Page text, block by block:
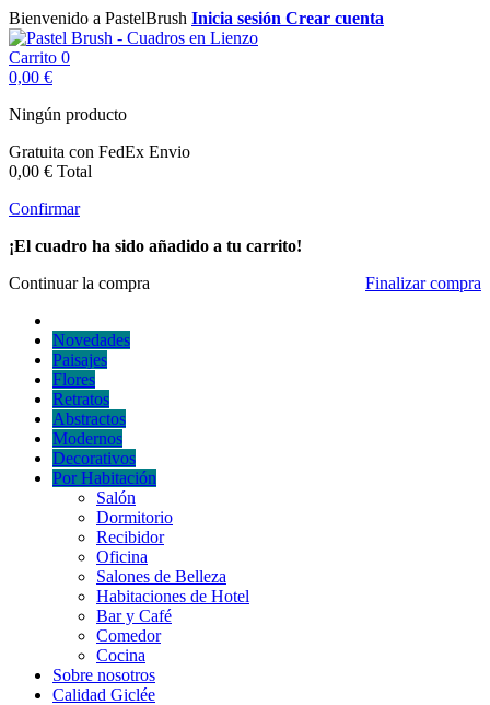
Bienvenido a PastelBrush Inicia sesión Crear cuenta
Carrito 0
0,00 €
Ningún producto
Gratuita con FedEx Envio
0,00 € Total
Confirmar
¡El cuadro ha sido añadido a tu carrito!
Continuar la compra
Finalizar compra
Novedades
Paisajes
Flores
Retratos
Abstractos
Modernos
Decorativos
Por Habitación
Salón
Dormitorio
Recibidor
Oficina
Salones de Belleza
Habitaciones de Hotel
Bar y Café
Comedor
Cocina
Sobre nosotros
Calidad Giclée